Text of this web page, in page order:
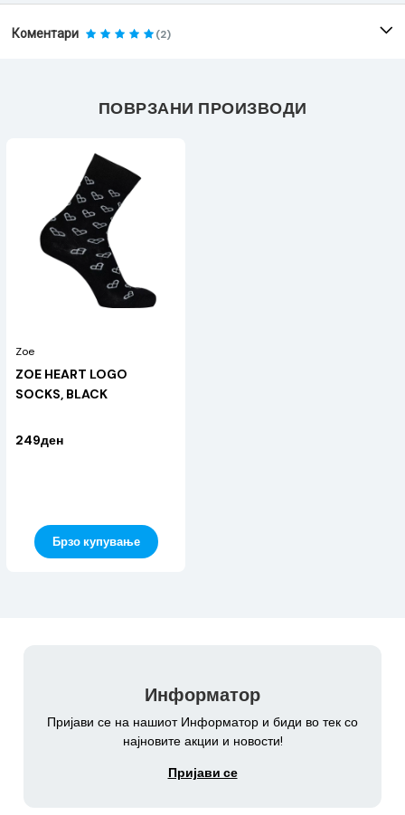
Коментари (2)
ПОВРЗАНИ ПРОИЗВОДИ
Zoe
ZOE HEART LOGO
SOCKS, BLACK
249ден
Брзо купување
Информатор
Пријави се на нашиот Информатор и биди во тек со
најновите акции и новости!
Пријави се